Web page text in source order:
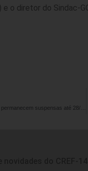
e o diretor do Sindac-